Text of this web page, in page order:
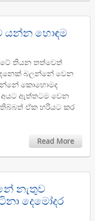
යන්න හොඳම
තියන තත්වෙත්
බලන්නේ වෙන
කොහොමද
අයට ඇත්තටම වෙන
ඒක හරියට කර
Read More
නැතුව
දෙමෝදර